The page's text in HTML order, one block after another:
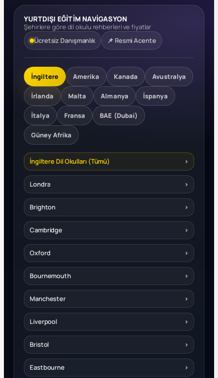
YURTDIŞI EĞİTİM NAVİGASYON
Şehirlere göre dil okulu rehberleri ve fiyatlar
Ücretsiz Danışmanlık
📌 Resmi Acente
İngiltere Amerika Kanada Avustralya
İrlanda Malta Almanya İspanya
İtalya Fransa BAE (Dubai)
Güney Afrika
İngiltere Dil Okulları (Tümü) ›
Londra ›
Brighton ›
Cambridge ›
Oxford ›
Bournemouth ›
Manchester ›
Liverpool ›
Bristol ›
Eastbourne ›